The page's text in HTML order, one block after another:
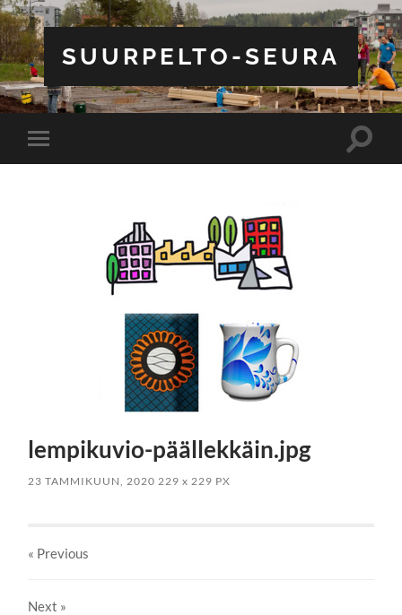
SUURPELTO-SEURA
Toggle
mobile
Toggle
lempikuvio-päällekkäin.jpg
23 TAMMIKUUN, 2020 229x 229 PX
« Previous
Next »